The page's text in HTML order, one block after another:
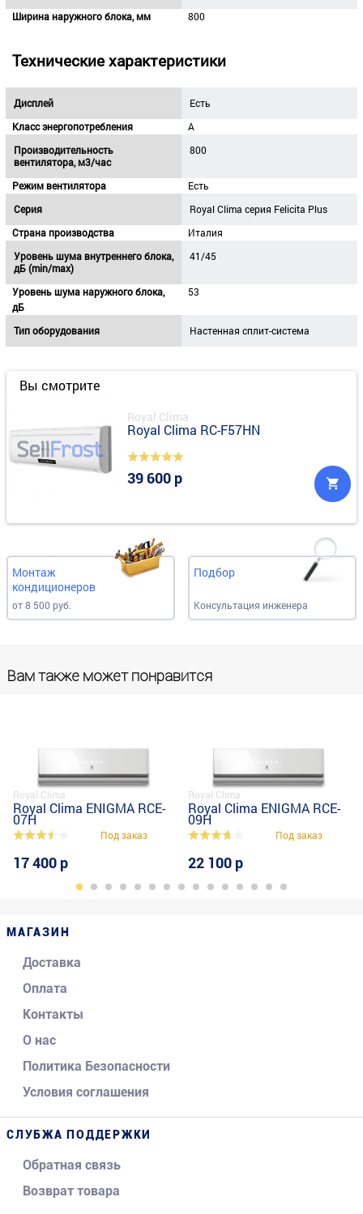
Ширина наружного блока, мм
800
Технические характеристики
Дисплей
Есть
Класс энергопотребления
A
Производительность
вентилятора, м3/час
800
Режим вентилятора
Есть
Серия
Royal Clima серия Felicita Plus
Страна производства
Италия
Уровень шума внутреннего блока,
дБ (min/max)
41/45
Уровень шума наружного блока,
дБ
53
Тип оборудования Настенная сплит-система
Вы смотрите
Royal Clima
Royal Clima RC-F57HN
39 600 р
Монтаж
кондиционеров
от 8 500 руб.
Подбор
Консультация инженера
Вам также может понравится
Royal Clima
Royal Clima ENIGMA RCE-
07H
Под заказ
17 400 р
Royal Clima
Royal Clima ENIGMA RCE-
09H
Под заказ
22 100 р
МАГАЗИН
Доставка
Оплата
Контакты
О нас
Политика Безопасности
Условия соглашения
СЛУБЖА ПОДДЕРЖКИ
Обратная связь
Возврат товара